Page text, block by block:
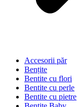
Accesorii păr
Bențite
Bentite cu flori
Bentite cu perle
Bentite cu pietre